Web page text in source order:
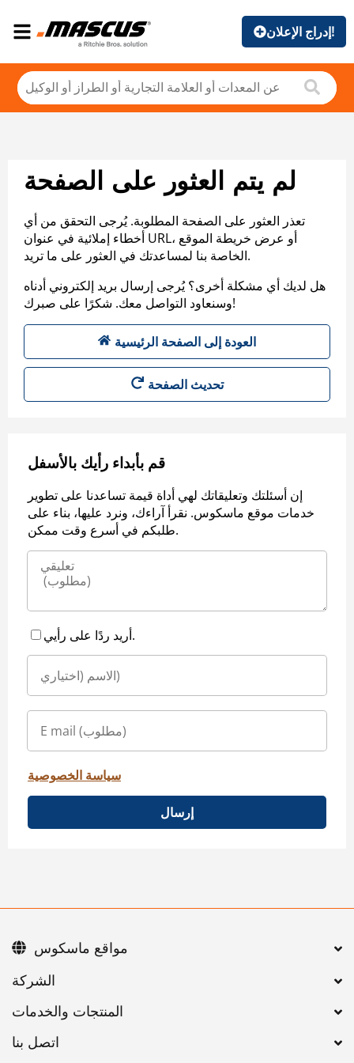
إدراج الإعلان!
لم يتم العثور على الصفحة
تعذر العثور على الصفحة المطلوبة. يُرجى التحقق من أي
أخطاء إملائية في عنوان URL، أو عرض خريطة الموقع
الخاصة بنا لمساعدتك في العثور على ما تريد.
هل لديك أي مشكلة أخرى؟ يُرجى إرسال بريد إلكتروني أدناه
وسنعاود التواصل معك. شكرًا على صبرك!
العودة إلى الصفحة الرئيسية
تحديث الصفحة
قم بأبداء رأيك بالأسفل
إن أسئلتك وتعليقاتك لهي أداة قيمة تساعدنا على تطوير
خدمات موقع ماسكوس. نقرأ آراءك، ونرد عليها، بناء على
طلبكم في أسرع وقت ممكن.
أريد ردًا على رأيي.
سياسة الخصوصية
إرسال
اتصل بنا
مواقع ماسكوس